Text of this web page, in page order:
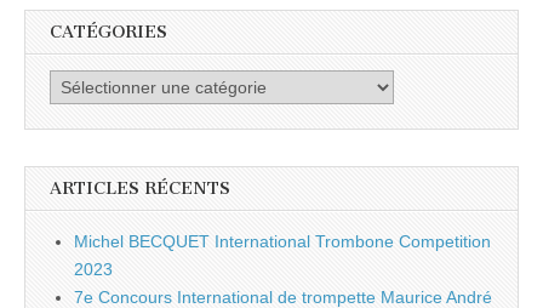
CATÉGORIES
Catégories
ARTICLES RÉCENTS
Michel BECQUET International Trombone Competition
2023
7e Concours International de trompette Maurice André